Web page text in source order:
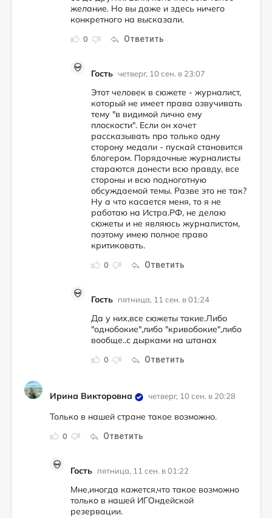
0 Ответить
желание. Но вы даже и здесь ничего
конкретного на высказали.
Гость четверг, 10 сен. в 23:07
0 Ответить
Этот человек в сюжете - журналист,
который не имеет права озвучивать
тему "в видимой лично ему
плоскости". Если он хочет
рассказывать про только одну
сторону медали - пускай становится
блогером. Порядочные журналисты
стараются донести всю правду, все
стороны и всю подноготную
обсуждаемой темы. Разве это не так?
Ну а что касается меня, то я не
работаю на Истра.РФ, не делаю
сюжеты и не являюсь журналистом,
поэтому имею полное право
критиковать.
Гость пятница, 11 сен. в 01:24
0 Ответить
Да у них,все сюжеты такие.Либо
"однобокие",либо "кривобокие",либо
вообще..с дырками на штанах
Ирина Викторовна четверг, 10 сен. в 20:28
0 Ответить
Только в нашей стране такое возможно.
Гость пятница, 11 сен. в 01:22
Мне,иногда кажется,что такое возможно
только в нашей ИГОндейской
резервации.